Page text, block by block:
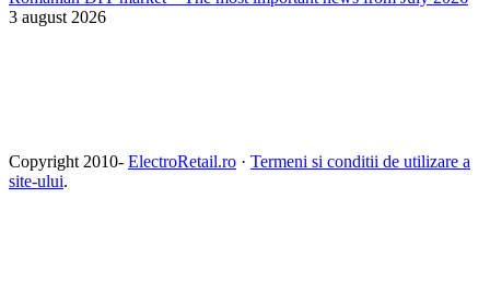
3 august 2026
Copyright 2010- ElectroRetail.ro · Termeni si conditii de utilizare a
site-ului.